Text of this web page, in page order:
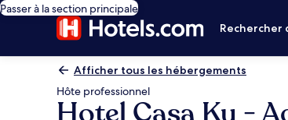
Passer à la section principale
Rechercher
Afficher tous les hébergements
Hôte professionnel